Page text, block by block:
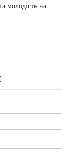
молодість на